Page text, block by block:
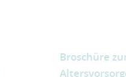
Broschüre